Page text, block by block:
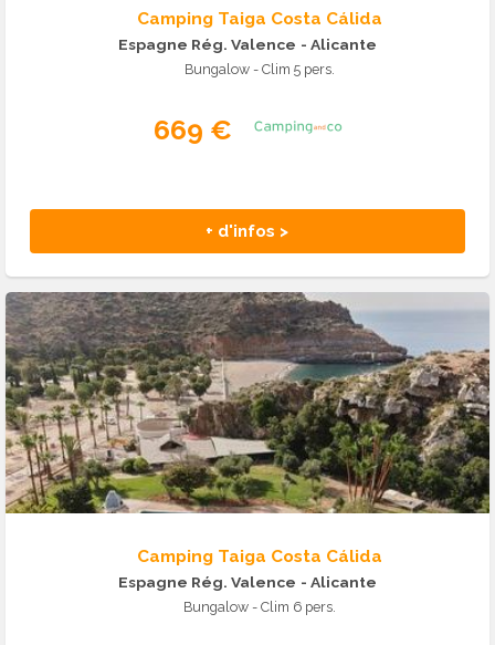
Camping Taiga Costa Cálida
Espagne Rég. Valence - Alicante
Bungalow - Clim 5 pers.
669 €
+ d'infos >
Camping Taiga Costa Cálida
Espagne Rég. Valence - Alicante
Bungalow - Clim 6 pers.